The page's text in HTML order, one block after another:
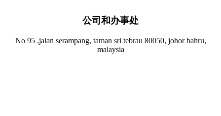
公司和办事处​
No 95 ,jalan serampang, taman sri tebrau 80050, johor bahru,
malaysia